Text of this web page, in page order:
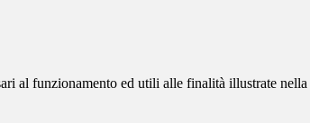
al funzionamento ed utili alle finalità illustrate nella